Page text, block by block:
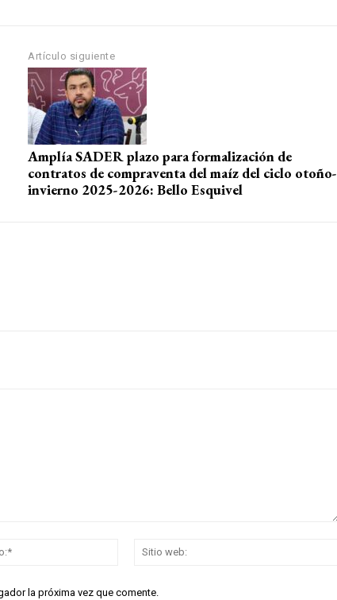
Artículo siguiente
Amplía SADER plazo para formalización de
contratos de compraventa del maíz del ciclo otoño-
invierno 2025-2026: Bello Esquivel
Correo
la próxima vez que comente.